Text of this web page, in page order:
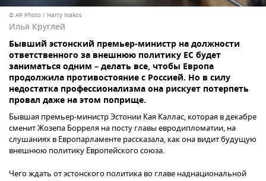
© AP Photo / Harry Nakos
Илья Круглей
Бывший эстонский премьер-министр на должности
ответственного за внешнюю политику ЕС будет
заниматься одним – делать все, чтобы Европа
продолжила противостояние с Россией. Но в силу
недостатка профессионализма она рискует потерпеть
провал даже на этом поприще.
Бывшая премьер-министр Эстонии Кая Каллас, которая в декабре
сменит Жозепа Борреля на посту главы евродипломатии, на
слушаниях в Европарламенте рассказала, как она видит будущую
внешнюю политику Европейского союза.
Чего ждать от эстонского политика во главе наднациональной